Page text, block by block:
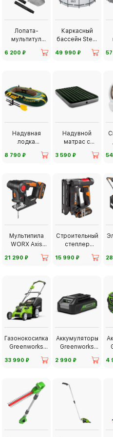
Лопата-
мультитул
HK001
6 200 ⃏
Каркасный
бассейн Steel
49 990 ⃏
Надувная
лодка
Seahawk 2
8 790 ⃏
Надувной
матрас с
насосом Intex
Downy
3 590 ⃏
Мультипила
WORX Axis
21 290 ⃏
Строительный
степлер
WORX WX843
15 990 ⃏
Газонокосилка
Greenworks
33 990 ⃏
Аккумуляторы
Greenworks
2 990 ⃏ 4